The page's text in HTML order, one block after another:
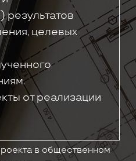
результатов
целевых
от реализации
в общественном